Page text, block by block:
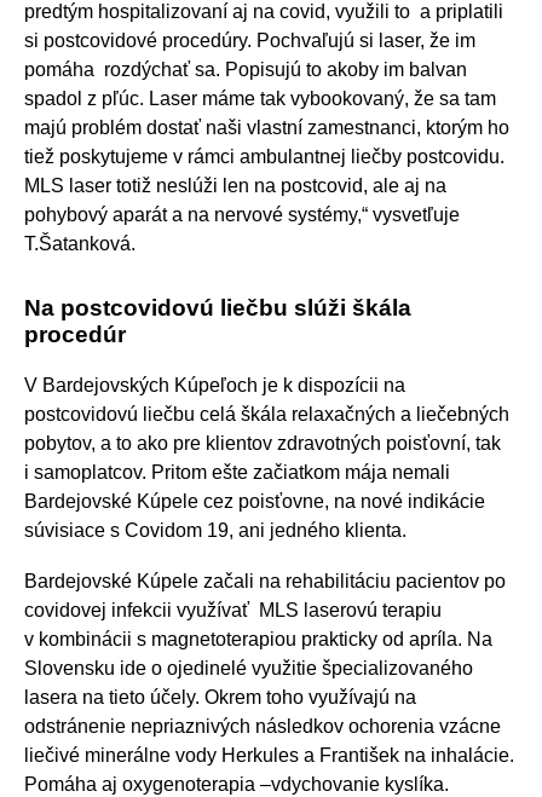
predtým hospitalizovaní aj na covid, využili to a priplatili
si postcovidové procedúry. Pochvaľujú si laser, že im
pomáha rozdýchať sa. Popisujú to akoby im balvan
spadol z pľúc. Laser máme tak vybookovaný, že sa tam
majú problém dostať naši vlastní zamestnanci, ktorým ho
tiež poskytujeme v rámci ambulantnej liečby postcovidu.
MLS laser totiž neslúži len na postcovid, ale aj na
pohybový aparát a na nervové systémy,“ vysvetľuje
T.Šatanková.
Na postcovidovú liečbu slúži škála
procedúr
V Bardejovských Kúpeľoch je k dispozícii na
postcovidovú liečbu celá škála relaxačných a liečebných
pobytov, a to ako pre klientov zdravotných poisťovní, tak
i samoplatcov. Pritom ešte začiatkom mája nemali
Bardejovské Kúpele cez poisťovne, na nové indikácie
súvisiace s Covidom 19, ani jedného klienta.
Bardejovské Kúpele začali na rehabilitáciu pacientov po
covidovej infekcii využívať MLS laserovú terapiu
v kombinácii s magnetoterapiou prakticky od apríla. Na
Slovensku ide o ojedinelé využitie špecializovaného
lasera na tieto účely. Okrem toho využívajú na
odstránenie nepriaznivých následkov ochorenia vzácne
liečivé minerálne vody Herkules a František na inhalácie.
Pomáha aj oxygenoterapia –vdychovanie kyslíka.